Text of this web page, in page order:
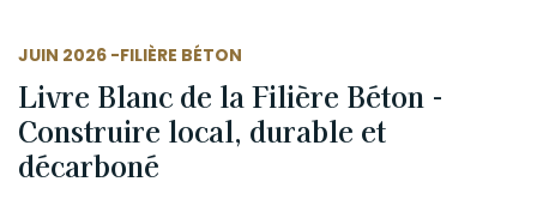
JUIN 2026 -
AUTEUR FILIÈRE BÉTON
Livre Blanc de la Filière Béton -
Construire local, durable et
décarboné